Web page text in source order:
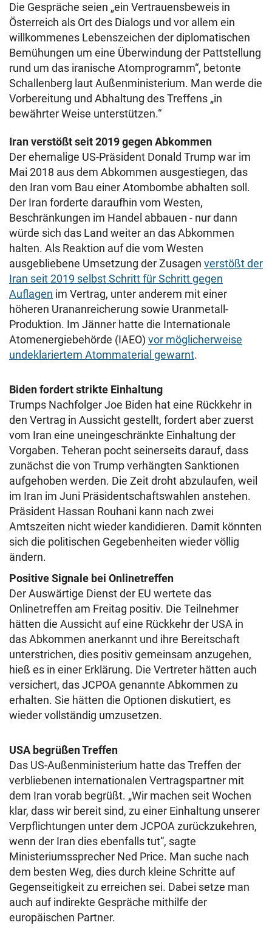
Die Gespräche seien „ein Vertrauensbeweis in
Österreich als Ort des Dialogs und vor allem ein
willkommenes Lebenszeichen der diplomatischen
Bemühungen um eine Überwindung der Pattstellung
rund um das iranische Atomprogramm“, betonte
Schallenberg laut Außenministerium. Man werde die
Vorbereitung und Abhaltung des Treffens „in
bewährter Weise unterstützen.“
Iran verstößt seit 2019 gegen Abkommen
Der ehemalige US-Präsident Donald Trump war im
Mai 2018 aus dem Abkommen ausgestiegen, das
den Iran vom Bau einer Atombombe abhalten soll.
Der Iran forderte daraufhin vom Westen,
Beschränkungen im Handel abbauen - nur dann
würde sich das Land weiter an das Abkommen
halten. Als Reaktion auf die vom Westen
ausgebliebene Umsetzung der Zusagen verstößt der
Iran seit 2019 selbst Schritt für Schritt gegen
Auflagen im Vertrag, unter anderem mit einer
höheren Urananreicherung sowie Uranmetall-
Produktion. Im Jänner hatte die Internationale
Atomenergiebehörde (IAEO) vor möglicherweise
undeklariertem Atommaterial gewarnt.
Biden fordert strikte Einhaltung
Trumps Nachfolger Joe Biden hat eine Rückkehr in
den Vertrag in Aussicht gestellt, fordert aber zuerst
vom Iran eine uneingeschränkte Einhaltung der
Vorgaben. Teheran pocht seinerseits darauf, dass
zunächst die von Trump verhängten Sanktionen
aufgehoben werden. Die Zeit droht abzulaufen, weil
im Iran im Juni Präsidentschaftswahlen anstehen.
Präsident Hassan Rouhani kann nach zwei
Amtszeiten nicht wieder kandidieren. Damit könnten
sich die politischen Gegebenheiten wieder völlig
ändern.
Positive Signale bei Onlinetreffen
Der Auswärtige Dienst der EU wertete das
Onlinetreffen am Freitag positiv. Die Teilnehmer
hätten die Aussicht auf eine Rückkehr der USA in
das Abkommen anerkannt und ihre Bereitschaft
unterstrichen, dies positiv gemeinsam anzugehen,
hieß es in einer Erklärung. Die Vertreter hätten auch
versichert, das JCPOA genannte Abkommen zu
erhalten. Sie hätten die Optionen diskutiert, es
wieder vollständig umzusetzen.
USA begrüßen Treffen
Das US-Außenministerium hatte das Treffen der
verbliebenen internationalen Vertragspartner mit
dem Iran vorab begrüßt. „Wir machen seit Wochen
klar, dass wir bereit sind, zu einer Einhaltung unserer
Verpflichtungen unter dem JCPOA zurückzukehren,
wenn der Iran dies ebenfalls tut“, sagte
Ministeriumssprecher Ned Price. Man suche nach
dem besten Weg, dies durch kleine Schritte auf
Gegenseitigkeit zu erreichen sei. Dabei setze man
auch auf indirekte Gespräche mithilfe der
europäischen Partner.